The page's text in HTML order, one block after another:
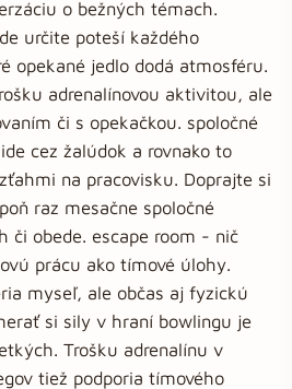
o bežných témach.
určite poteší každého
opekané jedlo dodá atmosféru.
adrenalínovou aktivitou, ale
či s opekačkou. spoločné
cez žalúdok a rovnako to
na pracovisku. Doprajte si
raz mesačne spoločné
či obede. escape room - nič
prácu ako tímové úlohy.
myseľ, ale občas aj fyzickú
si sily v hraní bowlingu je
Trošku adrenalínu v
tiež podporia tímového